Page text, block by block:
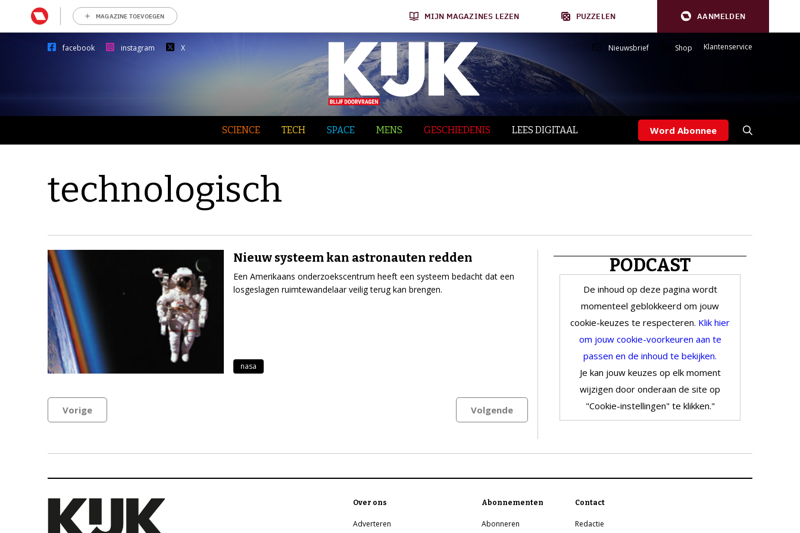
MAGAZINE TOEVOEGEN MIJN MAGAZINES LEZEN PUZZELEN AANMELDEN
facebook instagram X Nieuwsbrief Shop Klantenservice
SCIENCE TECH SPACE MENS GESCHIEDENIS LEES DIGITAAL Word Abonnee
technologisch
Nieuw systeem kan astronauten redden
Een Amerikaans onderzoekscentrum heeft een systeem bedacht dat een
losgeslagen ruimtewandelaar veilig terug kan brengen.
nasa
Vorige Volgende
PODCAST
De inhoud op deze pagina wordt
momenteel geblokkeerd om jouw
cookie-keuzes te respecteren. Klik hier
om jouw cookie-voorkeuren aan te
passen en de inhoud te bekijken.
Je kan jouw keuzes op elk moment
wijzigen door onderaan de site op
"Cookie-instellingen" te klikken."
Over ons
Adverteren
Abonnementen
Abonneren
Contact
Redactie